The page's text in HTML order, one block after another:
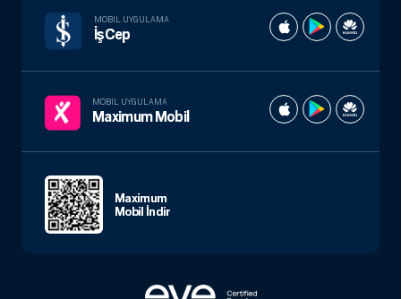
MOBIL UYGULAMA
İşCep
MOBIL UYGULAMA
Maximum Mobil
Maximum
Mobil İndir